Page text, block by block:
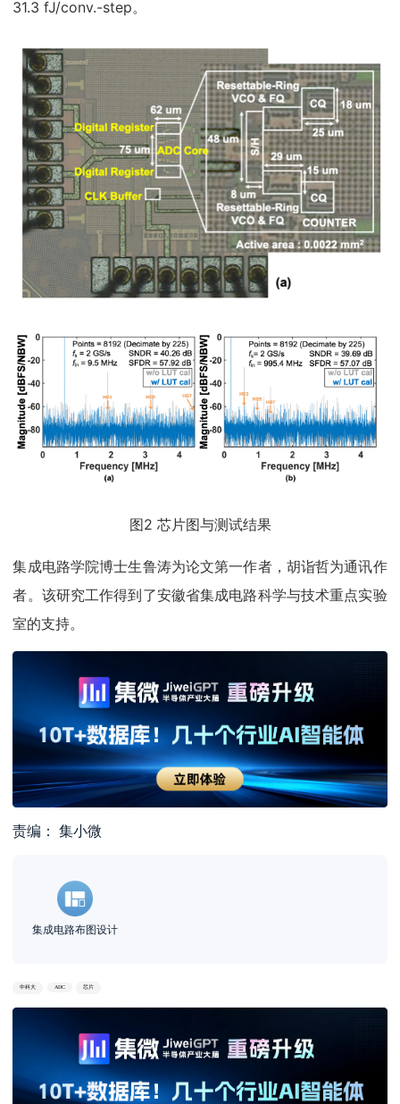
31.3 fJ/conv.-step。
图2 芯片图与测试结果
集成电路学院博士生鲁涛为论文第一作者，胡诣哲为通讯作
者。该研究工作得到了安徽省集成电路科学与技术重点实验
室的支持。
责编： 集小微
集成电路布图设计
中科大 ADC 芯片